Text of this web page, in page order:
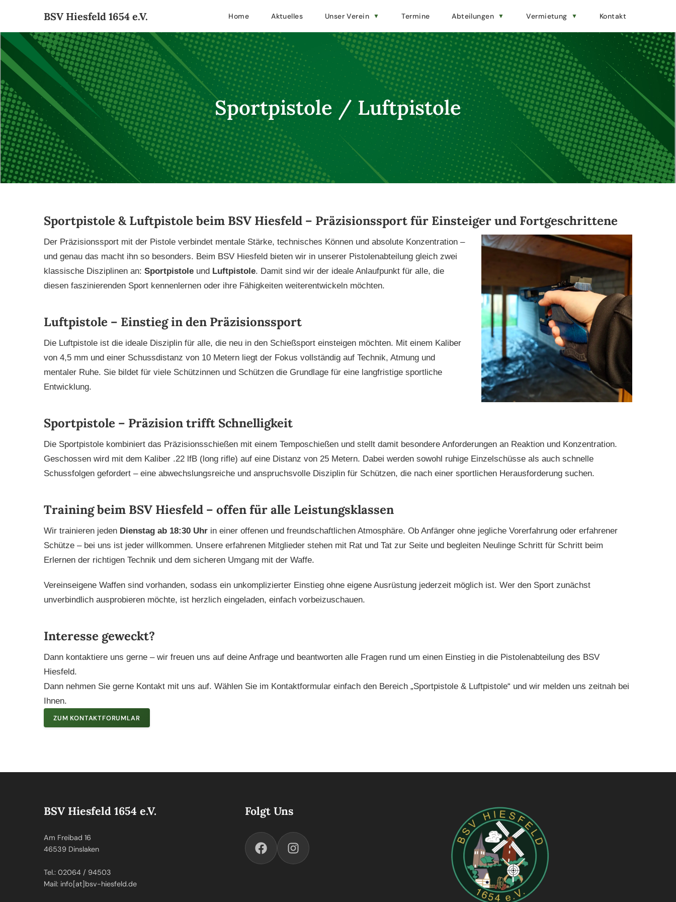
BSV Hiesfeld 1654 e.V. Home Aktuelles Unser Verein Termine Abteilungen Vermietung Kontakt
Sportpistole / Luftpistole
Sportpistole & Luftpistole beim BSV Hiesfeld – Präzisionssport für Einsteiger und Fortgeschrittene
Der Präzisionssport mit der Pistole verbindet mentale Stärke, technisches Können und absolute Konzentration –
und genau das macht ihn so besonders. Beim BSV Hiesfeld bieten wir in unserer Pistolenabteilung gleich zwei
klassische Disziplinen an: Sportpistole und Luftpistole. Damit sind wir der ideale Anlaufpunkt für alle, die
diesen faszinierenden Sport kennenlernen oder ihre Fähigkeiten weiterentwickeln möchten.
Luftpistole – Einstieg in den Präzisionssport
Die Luftpistole ist die ideale Disziplin für alle, die neu in den Schießsport einsteigen möchten. Mit einem Kaliber
von 4,5 mm und einer Schussdistanz von 10 Metern liegt der Fokus vollständig auf Technik, Atmung und
mentaler Ruhe. Sie bildet für viele Schützinnen und Schützen die Grundlage für eine langfristige sportliche
Entwicklung.
Sportpistole – Präzision trifft Schnelligkeit
Die Sportpistole kombiniert das Präzisionsschießen mit einem Temposchießen und stellt damit besondere Anforderungen an Reaktion und Konzentration.
Geschossen wird mit dem Kaliber .22 lfB (long rifle) auf eine Distanz von 25 Metern. Dabei werden sowohl ruhige Einzelschüsse als auch schnelle
Schussfolgen gefordert – eine abwechslungsreiche und anspruchsvolle Disziplin für Schützen, die nach einer sportlichen Herausforderung suchen.
Training beim BSV Hiesfeld – offen für alle Leistungsklassen
Wir trainieren jeden Dienstag ab 18:30 Uhr in einer offenen und freundschaftlichen Atmosphäre. Ob Anfänger ohne jegliche Vorerfahrung oder erfahrener
Schütze – bei uns ist jeder willkommen. Unsere erfahrenen Mitglieder stehen mit Rat und Tat zur Seite und begleiten Neulinge Schritt für Schritt beim
Erlernen der richtigen Technik und dem sicheren Umgang mit der Waffe.
Vereinseigene Waffen sind vorhanden, sodass ein unkomplizierter Einstieg ohne eigene Ausrüstung jederzeit möglich ist. Wer den Sport zunächst
unverbindlich ausprobieren möchte, ist herzlich eingeladen, einfach vorbeizuschauen.
Interesse geweckt?
Dann kontaktiere uns gerne – wir freuen uns auf deine Anfrage und beantworten alle Fragen rund um einen Einstieg in die Pistolenabteilung des BSV
Hiesfeld.
Dann nehmen Sie gerne Kontakt mit uns auf. Wählen Sie im Kontaktformular einfach den Bereich „Sportpistole & Luftpistole“ und wir melden uns zeitnah bei
Ihnen.
ZUM KONTAKTFORUMLAR
BSV Hiesfeld 1654 e.V.
Am Freibad 16
46539 Dinslaken
Tel.: 02064 / 94503
Mail: info[at]bsv-hiesfeld.de
Folgt Uns